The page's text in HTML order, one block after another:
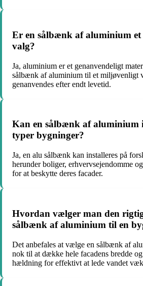
Er en sålbænk af aluminium
valg?
Ja, aluminium er et genanvendeligt
sålbænk af aluminium til et miljøvenligt
genanvendes efter endt levetid.
Kan en sålbænk af aluminium
typer bygninger?
Ja, en alu sålbænk kan installeres på
herunder boliger, erhvervsejendomme
for at beskytte deres facader.
Hvordan vælger man den
sålbænk af aluminium til en
Det anbefales at vælge en sålbænk af
nok til at dække hele facadens bredde og
hældning for effektivt at lede vandet